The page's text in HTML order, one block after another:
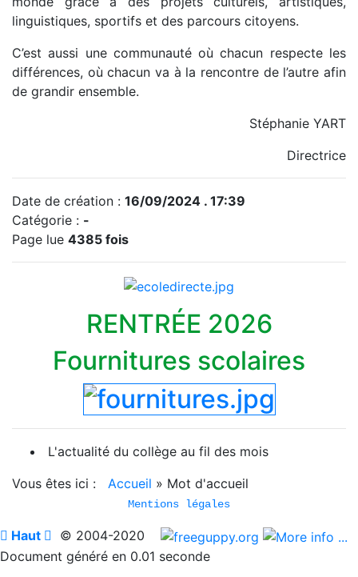
linguistiques, sportifs et des parcours citoyens.
C’est aussi une communauté où chacun respecte les
différences, où chacun va à la rencontre de l’autre afin
de grandir ensemble.
Stéphanie YART
Directrice
Date de création : 16/09/2024 . 17:39
Catégorie : -
Page lue 4385 fois
RENTRÉE 2026
Fournitures scolaires
L'actualité du collège au fil des mois
Vous êtes ici :
Accueil » Mot d'accueil
Mentions légales
 Haut  © 2004-2020
Document généré en 0.01 seconde